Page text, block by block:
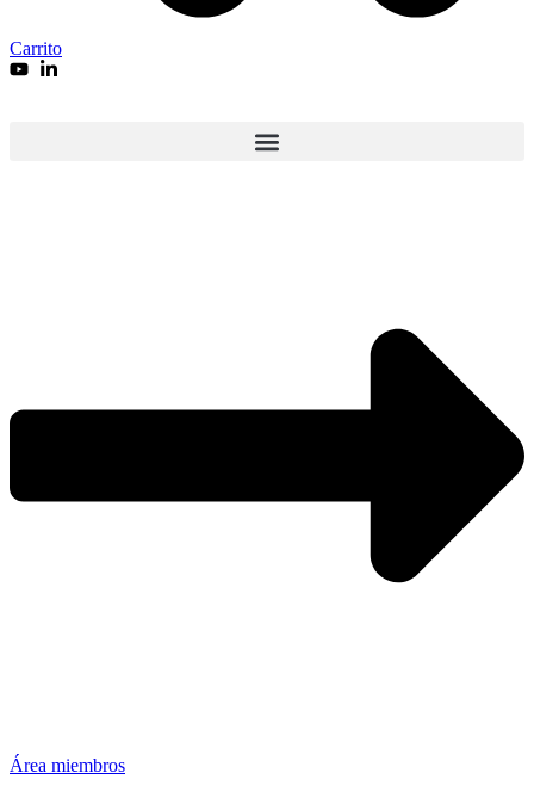
Carrito
Área miembros